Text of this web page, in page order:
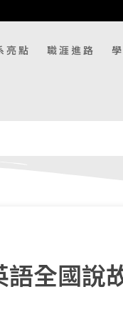
亮點 職涯進路
語全國